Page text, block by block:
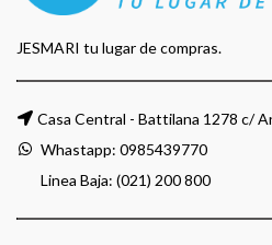
JESMARI tu lugar de compras.
Casa Central - Battilana 1278 c/
Whastapp: 0985439770
Linea Baja: (021) 200 800